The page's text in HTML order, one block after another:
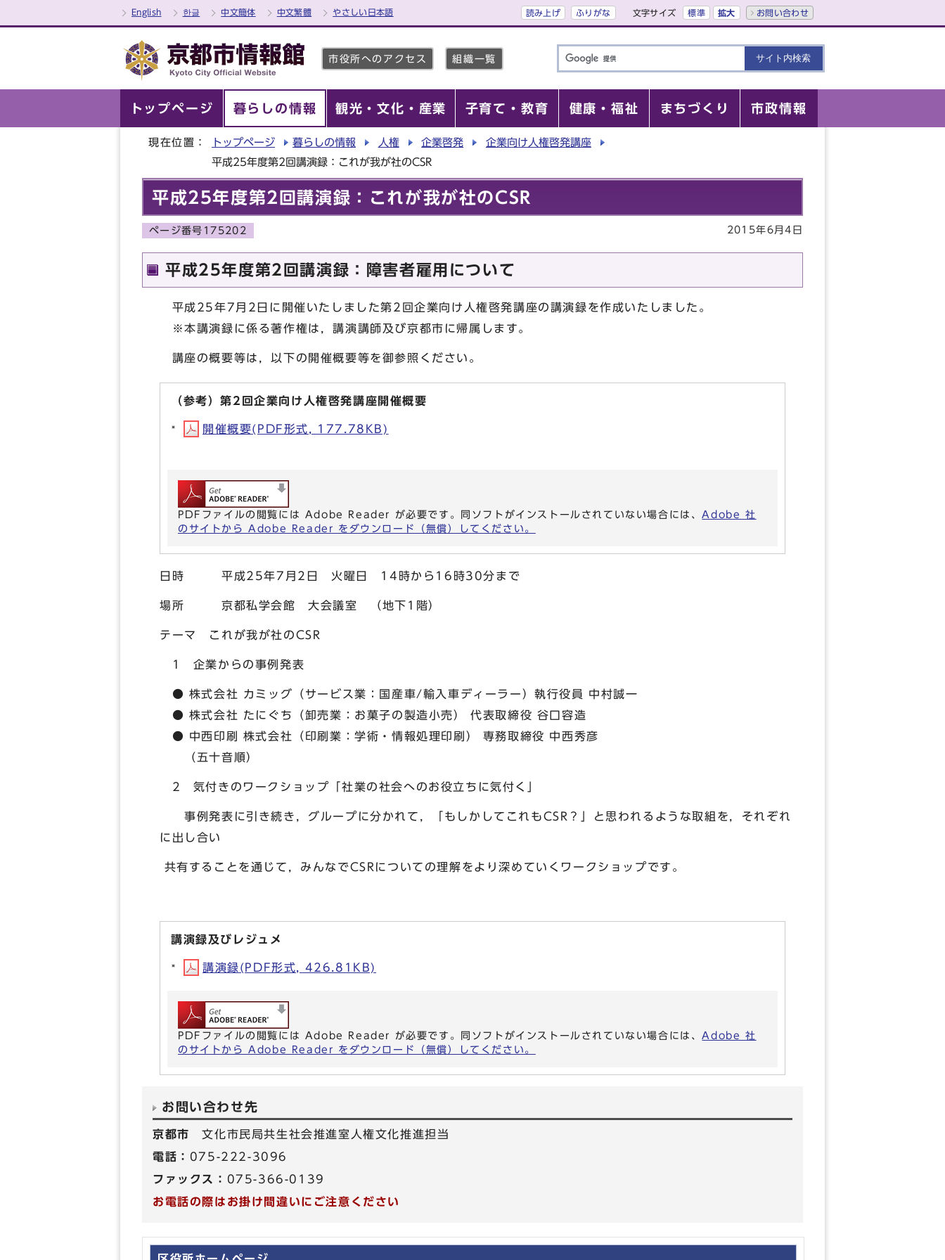
English 한글 中文簡体 中文繁體 やさしい日本語 読み上げ ふりがな 文字サイズ 標準 拡大 お問い合わせ
市役所へのアクセス 組織一覧
トップページ 暮らしの情報 観光・文化・産業 子育て・教育 健康・福祉 まちづくり 市政情報
現在位置： トップページ 暮らしの情報 人権 企業啓発
企業向け人権啓発講座
平成25年度第2回講演録：これが我が社のCSR
平成25年度第2回講演録：これが我が社のCSR
ページ番号175202 2015年6月4日
平成25年度第2回講演録：障害者雇用について
平成25年7月2日に開催いたしました第2回企業向け人権啓発講座の講演録を作成いたしました。
※本講演録に係る著作権は，講演講師及び京都市に帰属します。
講座の概要等は，以下の開催概要等を御参照ください。
（参考）第2回企業向け人権啓発講座開催概要
開催概要(PDF形式, 177.78KB)
PDFファイルの閲覧には Adobe Reader が必要です。同ソフトがインストールされていない場合には、Adobe 社
のサイトから Adobe Reader をダウンロード（無償）してください。
日時 平成25年7月2日 火曜日 14時から16時30分まで
場所 京都私学会館 大会議室 （地下1階）
テーマ これが我が社のCSR
1 企業からの事例発表
● 株式会社 カミッグ（サービス業：国産車/輸入車ディーラー）執行役員 中村誠一
● 株式会社 たにぐち（卸売業：お菓子の製造小売） 代表取締役 谷口容造
● 中西印刷 株式会社（印刷業：学術・情報処理印刷） 専務取締役 中西秀彦
（五十音順）
2 気付きのワークショップ「社業の社会へのお役立ちに気付く」
事例発表に引き続き，グループに分かれて，「もしかしてこれもCSR？」と思われるような取組を，それぞれ
に出し合い
共有することを通じて，みんなでCSRについての理解をより深めていくワークショップです。
講演録及びレジュメ
講演録(PDF形式, 426.81KB)
PDFファイルの閲覧には Adobe Reader が必要です。同ソフトがインストールされていない場合には、Adobe 社
のサイトから Adobe Reader をダウンロード（無償）してください。
お問い合わせ先
京都市文化市民局共生社会推進室人権文化推進担当
電話： 075-222-3096
ファックス： 075-366-0139
お電話の際はお掛け間違いにご注意ください